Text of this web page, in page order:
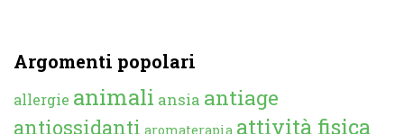
Argomenti popolari
allergie animali ansia antiage
antiossidanti aromaterapia attività fisica